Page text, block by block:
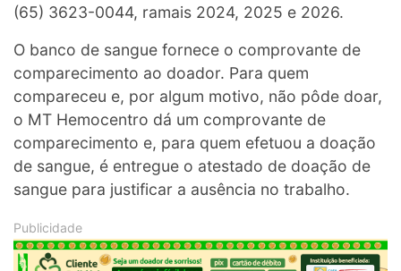
(65) 3623-0044, ramais 2024, 2025 e 2026.
O banco de sangue fornece o comprovante de
comparecimento ao doador. Para quem
compareceu e, por algum motivo, não pôde doar,
o MT Hemocentro dá um comprovante de
comparecimento e, para quem efetuou a doação
de sangue, é entregue o atestado de doação de
sangue para justificar a ausência no trabalho.